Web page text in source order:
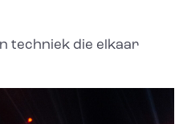
techniek die elkaar